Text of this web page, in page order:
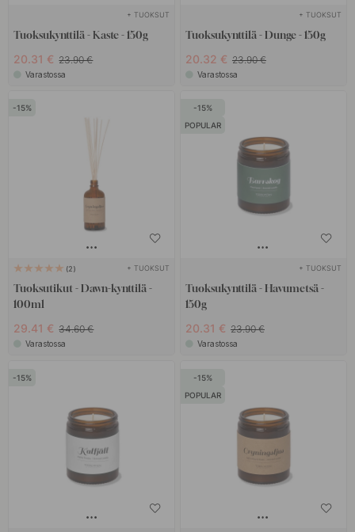
+ TUOKSUT
Tuoksukynttilä - Kaste - 150g
20.31 € 23.90 €
Varastossa
+ TUOKSUT
Tuoksukynttilä - Dunge - 150g
20.32 € 23.90 €
Varastossa
15
2 + TUOKSUT
Tuoksutikut - Dawn-kynttilä -
100ml
29.41 € 34.60 €
Varastossa
15
POPULAR
+ TUOKSUT
Tuoksukynttilä - Havumetsä -
150g
20.31 € 23.90 €
Varastossa
15
15
POPULAR